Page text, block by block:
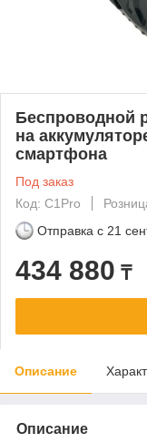
Беспроводной
на
смартфона
Под заказ
Код: С1Pro
Отправка с 21
434 880 ₸
Описание
Описание